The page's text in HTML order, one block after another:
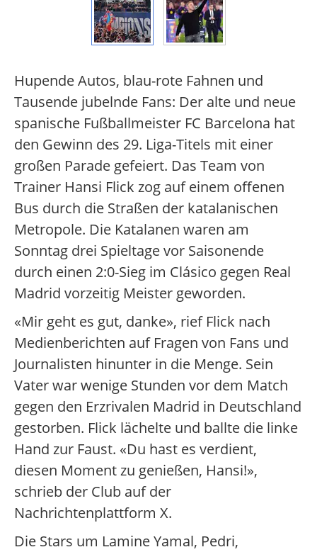
Hupende Autos, blau-rote Fahnen und
Tausende jubelnde Fans: Der alte und neue
spanische Fußballmeister FC Barcelona hat
den Gewinn des 29. Liga-Titels mit einer
großen Parade gefeiert. Das Team von
Trainer Hansi Flick zog auf einem offenen
Bus durch die Straßen der katalanischen
Metropole. Die Katalanen waren am
Sonntag drei Spieltage vor Saisonende
durch einen 2:0-Sieg im Clásico gegen Real
Madrid vorzeitig Meister geworden.
«Mir geht es gut, danke», rief Flick nach
Medienberichten auf Fragen von Fans und
Journalisten hinunter in die Menge. Sein
Vater war wenige Stunden vor dem Match
gegen den Erzrivalen Madrid in Deutschland
gestorben. Flick lächelte und ballte die linke
Hand zur Faust. «Du hast es verdient,
diesen Moment zu genießen, Hansi!»,
schrieb der Club auf der
Nachrichtenplattform X.
Die Stars um Lamine Yamal, Pedri,